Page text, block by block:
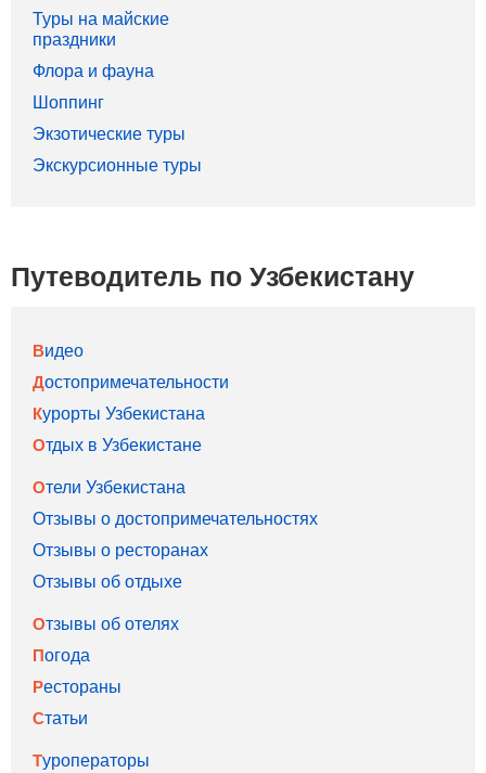
Туры на майские
праздники
Флора и фауна
Шоппинг
Экзотические туры
Экскурсионные туры
Путеводитель по Узбекистану
Видео
Достопримечательности
Курорты Узбекистана
Отдых в Узбекистане
Отели Узбекистана
Отзывы о достопримечательностях
Отзывы о ресторанах
Отзывы об отдыхе
Отзывы об отелях
Погода
Рестораны
Статьи
Туроператоры